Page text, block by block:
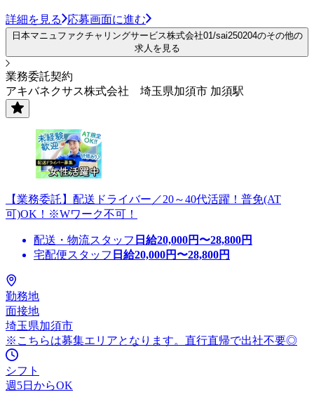
詳細を見る 応募画面に進む
日本マニュファクチャリングサービス株式会社01/sai250204のその他の
求人を見る
業務委託契約
アキバネクサス株式会社 埼玉県加須市 加須駅
【業務委託】配送ドライバー／20～40代活躍！普免(AT
可)OK！※Wワーク不可！
配送・物流スタッフ 日給20,000円〜28,800円
宅配便スタッフ 日給20,000円〜28,800円
勤務地
面接地
埼玉県加須市
※こちらは募集エリアとなります。直行直帰で出社不要◎
シフト
週5日からOK